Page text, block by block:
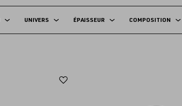
UNIVERS ÉPAISSEUR COMPOSITION